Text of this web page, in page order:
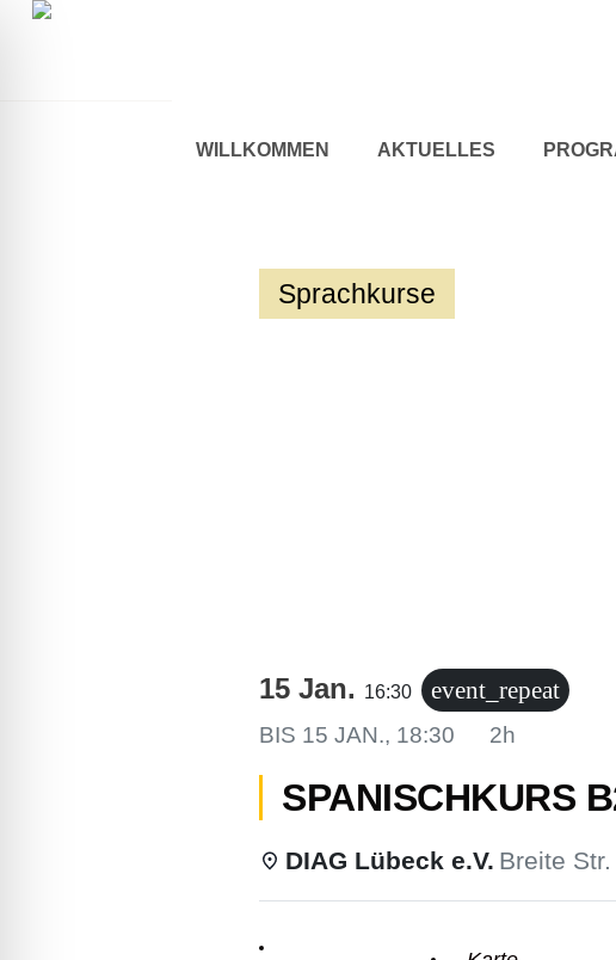
WILLKOMMEN AKTUELLES
Sprachkurse
15 Jan. 16:30 event_repeat
BIS 15 JAN., 18:30 2h
SPANISCHKURS
DIAG Lübeck e.V. Breite